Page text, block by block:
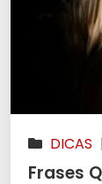
DICAS
Frases